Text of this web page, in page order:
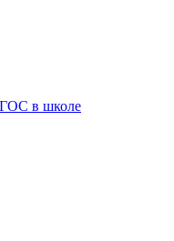
в школе